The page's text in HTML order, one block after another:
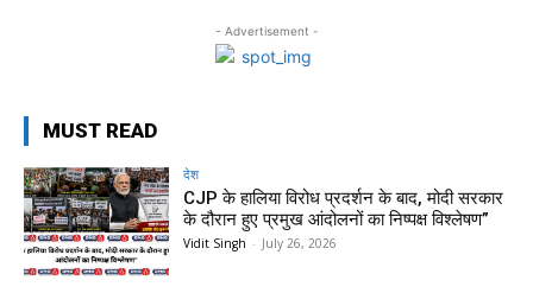
- Advertisement -
MUST READ
देश
CJP के हालिया विरोध प्रदर्शन के बाद, मोदी सरकार
के दौरान हुए प्रमुख आंदोलनों का निष्पक्ष विश्लेषण”
Vidit Singh - July 26, 2026